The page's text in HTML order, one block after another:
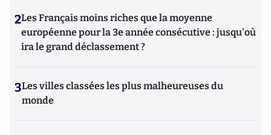
2Les Français moins riches que la moyenne
européenne pour la 3e année consécutive : jusqu'où
ira le grand déclassement ?
3Les villes classées les plus malheureuses du
monde